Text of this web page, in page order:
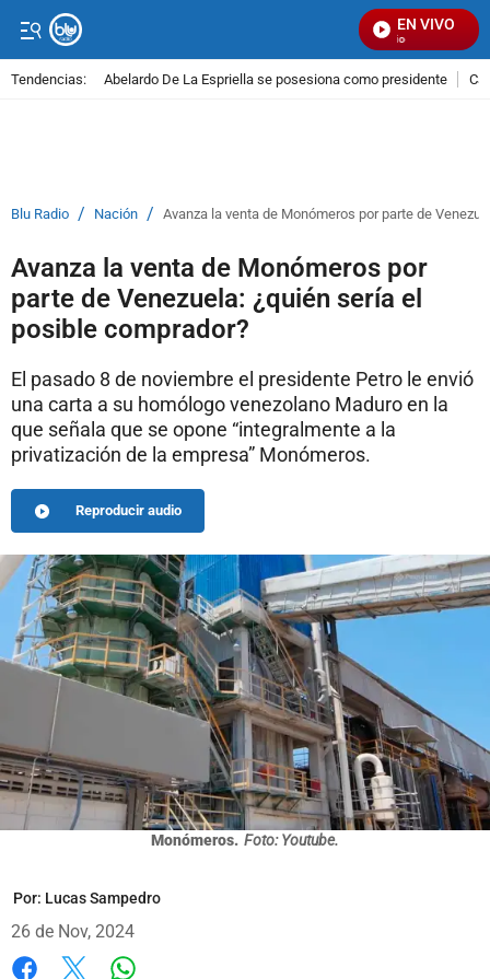
EN VIVO
Tendencias: Abelardo De La Espriella se posesiona como presidente
Blu Radio / Nación / Avanza la venta de Monómeros por parte de
Avanza la venta de Monómeros por
parte de Venezuela: ¿quién sería el
posible comprador?
El pasado 8 de noviembre el presidente Petro le envió
una carta a su homólogo venezolano Maduro en la
que señala que se opone “integralmente a la
privatización de la empresa” Monómeros.
Reproducir audio
Monómeros. Foto: Youtube.
Por: Lucas Sampedro
26 de Nov, 2024